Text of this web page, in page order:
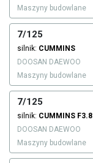
Maszyny budowlane
7/125
silnik: CUMMINS
DOOSAN DAEWOO
Maszyny budowlane
7/125
silnik: CUMMINS F3.8
DOOSAN DAEWOO
Maszyny budowlane